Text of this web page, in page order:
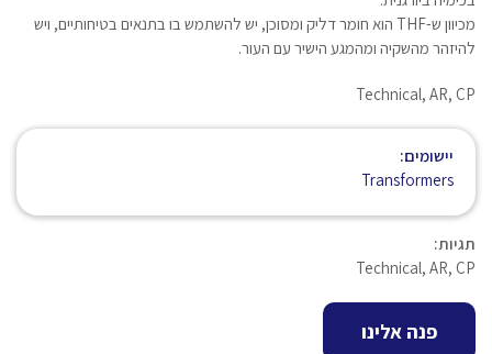
מכיוון ש-THF הוא חומר דליק ומסוכן, יש להשתמש בו בתנאים בטיחותיים, ויש
להיזהר מהשקיה ומהמגע הישיר עם העור.
Technical, AR, CP
יישומים:
Transformers
תגיות:
Technical, AR, CP
פנה אלינו